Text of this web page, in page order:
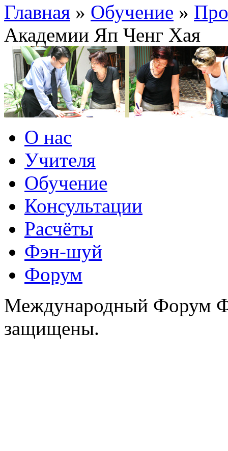
Главная » Обучение »
Академии Яп Ченг Хая
О нас
Учителя
Обучение
Консультации
Расчёты
Фэн-шуй
Форум
Международный Форум
защищены.